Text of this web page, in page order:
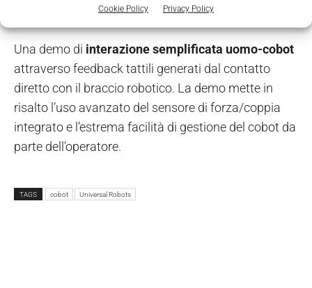
Cookie Policy Privacy Policy
Una demo di interazione semplificata uomo-cobot
attraverso feedback tattili generati dal contatto
diretto con il braccio robotico. La demo mette in
risalto l’uso avanzato del sensore di forza/coppia
integrato e l’estrema facilità di gestione del cobot da
parte dell’operatore.
TAGS cobot Universal Robots